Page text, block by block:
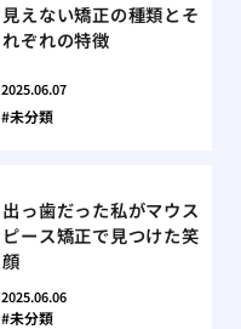
見えない矯正の種類とそ
れぞれの特徴
2025.06.07
未分類
出っ歯だった私がマウス
ピース矯正で見つけた笑
顔
2025.06.06
未分類